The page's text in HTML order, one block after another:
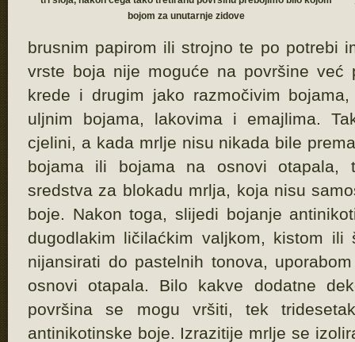
bojom za unutarnje zidove
brusnim papirom ili strojno te po potrebi
vrste boja nije moguće na površine već
krede i drugim jako razmočivim
uljnim bojama, lakovima i emajlima.
cjelini, a kada mrlje nisu nikada bile
bojama ili bojama na osnovi otapala,
sredstva za blokadu mrlja, koja nisu
boje. Nakon toga, slijedi bojanje
dugodlakim ličilaćkim valjkom, kistom ili
nijansirati do pastelnih tonova,
osnovi otapala. Bilo kakve dodatne
površina se mogu vršiti, tek
antinikotinske boje. Izrazitije mrlje se